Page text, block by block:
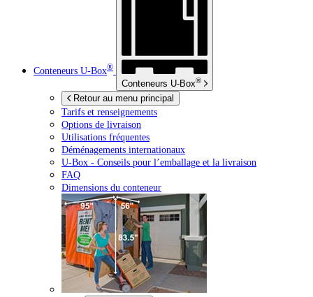
Conteneurs U-Box®
Conteneurs U-Box®
Retour au menu principal
Tarifs et renseignements
Options de livraison
Utilisations fréquentes
Déménagements internationaux
U-Box - Conseils pour l’emballage et la livraison
FAQ
Dimensions du conteneur